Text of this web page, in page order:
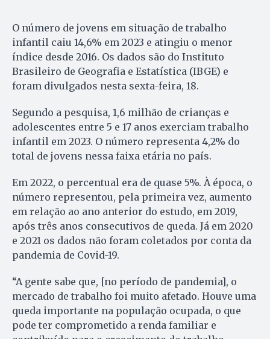
O número de jovens em situação de trabalho
infantil caiu 14,6% em 2023 e atingiu o menor
índice desde 2016. Os dados são do Instituto
Brasileiro de Geografia e Estatística (IBGE) e
foram divulgados nesta sexta-feira, 18.
Segundo a pesquisa, 1,6 milhão de crianças e
adolescentes entre 5 e 17 anos exerciam trabalho
infantil em 2023. O número representa 4,2% do
total de jovens nessa faixa etária no país.
Em 2022, o percentual era de quase 5%. À época, o
número representou, pela primeira vez, aumento
em relação ao ano anterior do estudo, em 2019,
após três anos consecutivos de queda. Já em 2020
e 2021 os dados não foram coletados por conta da
pandemia de Covid-19.
“A gente sabe que, [no período de pandemia], o
mercado de trabalho foi muito afetado. Houve uma
queda importante na população ocupada, o que
pode ter comprometido a renda familiar e